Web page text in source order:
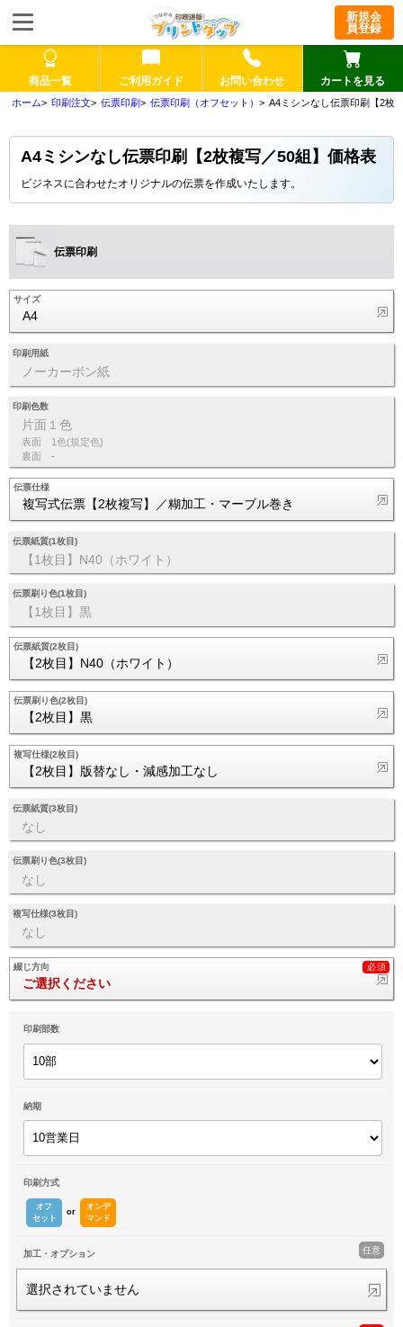
新規会
員登録
商品一覧 ご利用ガイド お問い合わせ カートを見る
印刷注文 伝票印刷 伝票印刷（オフセット） A4ミシンなし伝票印刷【2枚
A4ミシンなし伝票印刷【2枚複写／50組】価格表
ビジネスに合わせたオリジナルの伝票を作成いたします。
伝票印刷
サイズ
A4
印刷用紙
ノーカーボン紙
印刷色数
片面１色
表面
1色(規定色)
裏面
-
伝票仕様
複写式伝票【2枚複写】／糊加工・マーブル巻き
伝票紙質(1枚目)
【1枚目】N40（ホワイト）
伝票刷り色(1枚目)
【1枚目】黒
伝票紙質(2枚目)
【2枚目】N40（ホワイト）
伝票刷り色(2枚目)
【2枚目】黒
複写仕様(2枚目)
【2枚目】版替なし・減感加工なし
伝票紙質(3枚目)
なし
伝票刷り色(3枚目)
なし
複写仕様(3枚目)
なし
綴じ方向
ご選択ください
印刷部数
納期
印刷方式
オフ
セット
オンデ
マンド
加工・オプション 任意
選択されていません